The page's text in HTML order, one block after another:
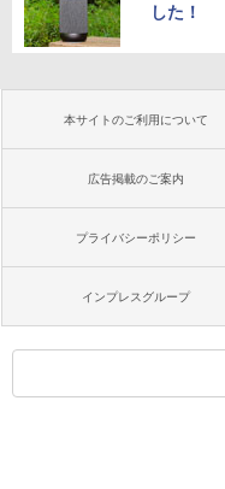
した！
本サイトのご利用について
広告掲載のご案内
プライバシーポリシー
インプレスグループ